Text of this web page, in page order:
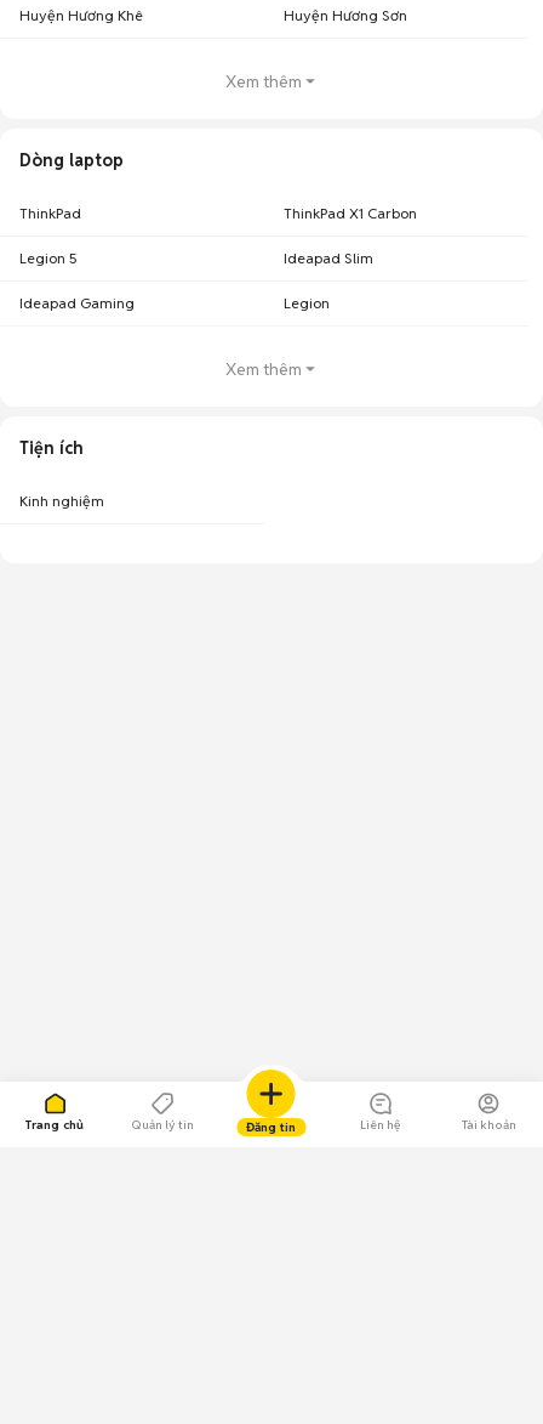
Trang chủ Quản lý tin Đăng tin Liên hệ Tài khoản
Huyện Hương Khê Huyện Hương Sơn
Xem thêm
Dòng laptop
ThinkPad ThinkPad X1 Carbon
Legion 5 Ideapad Slim
Ideapad Gaming Legion
Xem thêm
Tiện ích
Kinh nghiệm